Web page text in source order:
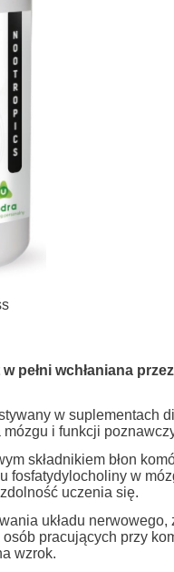
pełni wchłaniana
w suplementach
i funkcji
składnikiem błon
w
uczenia się.
układu
pracujących przy
wzrok.